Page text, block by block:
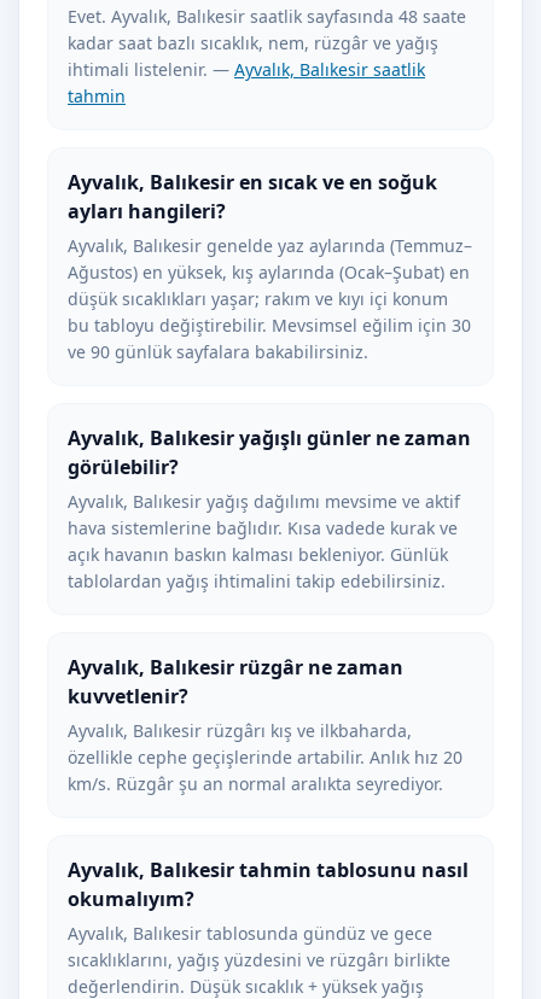
Evet. Ayvalık, Balıkesir saatlik sayfasında 48 saate
kadar saat bazlı sıcaklık, nem, rüzgâr ve yağış
ihtimali listelenir. — Ayvalık, Balıkesir saatlik
tahmin
Ayvalık, Balıkesir en sıcak ve en soğuk
ayları hangileri?
Ayvalık, Balıkesir genelde yaz aylarında (Temmuz–
Ağustos) en yüksek, kış aylarında (Ocak–Şubat) en
düşük sıcaklıkları yaşar; rakım ve kıyı içi konum
bu tabloyu değiştirebilir. Mevsimsel eğilim için 30
ve 90 günlük sayfalara bakabilirsiniz.
Ayvalık, Balıkesir yağışlı günler ne zaman
görülebilir?
Ayvalık, Balıkesir yağış dağılımı mevsime ve aktif
hava sistemlerine bağlıdır. Kısa vadede kurak ve
açık havanın baskın kalması bekleniyor. Günlük
tablolardan yağış ihtimalini takip edebilirsiniz.
Ayvalık, Balıkesir rüzgâr ne zaman
kuvvetlenir?
Ayvalık, Balıkesir rüzgârı kış ve ilkbaharda,
özellikle cephe geçişlerinde artabilir. Anlık hız 20
km/s. Rüzgâr şu an normal aralıkta seyrediyor.
Ayvalık, Balıkesir tahmin tablosunu nasıl
okumalıyım?
Ayvalık, Balıkesir tablosunda gündüz ve gece
sıcaklıklarını, yağış yüzdesini ve rüzgârı birlikte
değerlendirin. Düşük sıcaklık + yüksek yağış